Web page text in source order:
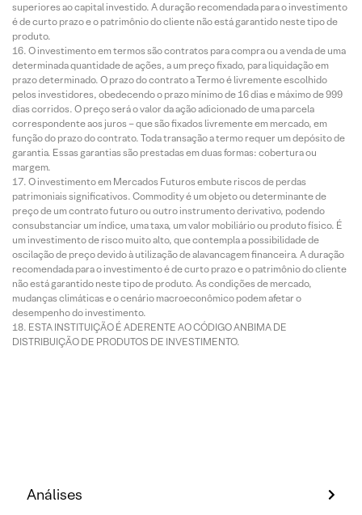
superiores ao capital investido. A duração recomendada para o investimento
é de curto prazo e o patrimônio do cliente não está garantido neste tipo de
produto.
O investimento em termos são contratos para compra ou a venda de uma
determinada quantidade de ações, a um preço fixado, para liquidação em
prazo determinado. O prazo do contrato a Termo é livremente escolhido
pelos investidores, obedecendo o prazo mínimo de 16 dias e máximo de 999
dias corridos. O preço será o valor da ação adicionado de uma parcela
correspondente aos juros – que são fixados livremente em mercado, em
função do prazo do contrato. Toda transação a termo requer um depósito de
garantia. Essas garantias são prestadas em duas formas: cobertura ou
margem.
O investimento em Mercados Futuros embute riscos de perdas
patrimoniais significativos. Commodity é um objeto ou determinante de
preço de um contrato futuro ou outro instrumento derivativo, podendo
consubstanciar um índice, uma taxa, um valor mobiliário ou produto físico. É
um investimento de risco muito alto, que contempla a possibilidade de
oscilação de preço devido à utilização de alavancagem financeira. A duração
recomendada para o investimento é de curto prazo e o patrimônio do cliente
não está garantido neste tipo de produto. As condições de mercado,
mudanças climáticas e o cenário macroeconômico podem afetar o
desempenho do investimento.
ESTA INSTITUIÇÃO É ADERENTE AO CÓDIGO ANBIMA DE
DISTRIBUIÇÃO DE PRODUTOS DE INVESTIMENTO.
Análises